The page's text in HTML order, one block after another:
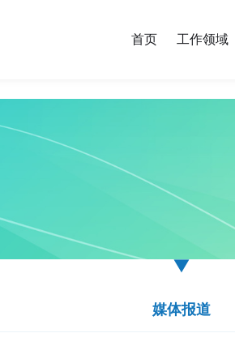
首页 工作领域
媒体报道